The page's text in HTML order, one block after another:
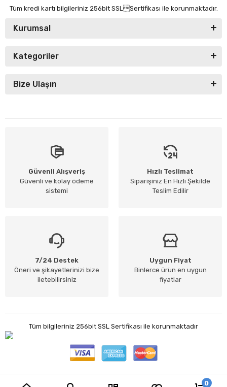
Tüm kredi kartı bilgileriniz 256bit SSLSertifikası ile korunmaktadır.
Kurumsal
Kategoriler
Bize Ulaşın
Güvenli Alışveriş
Güvenli ve kolay ödeme
sistemi
Hızlı Teslimat
Siparişiniz En Hızlı Şekilde
Teslim Edilir
7/24 Destek
Öneri ve şikayetlerinizi bize
iletebilirsiniz
Uygun Fiyat
Binlerce ürün en uygun
fiyatlar
Tüm bilgileriniz 256bit SSL Sertifikası ile korunmaktadır
0